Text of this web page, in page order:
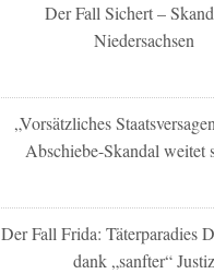
Der Fall Sichert –
Niedersachsen
„Vorsätzliches
Abschiebe-Skandal weitet
Der Fall Frida: Täterparadies
dank „sanfter“ Justiz